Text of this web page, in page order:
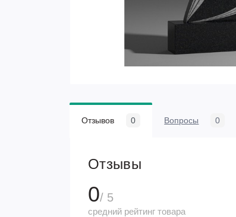
Отзывов 0 Вопросы 0
Отзывы
0/ 5
средний рейтинг товара